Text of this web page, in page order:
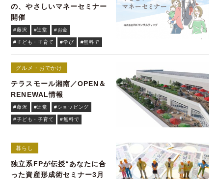
の、やさしいマネーセミナー
開催
#藤沢 #辻堂 #お金
#子ども・子育て #学び #無料で
グルメ・おでかけ
テラスモール湘南／OPEN＆
RENEWAL情報
#藤沢 #辻堂 #ショッピング
#子ども・子育て #無料で
暮らし
独立系FPが伝授“あなたに合
った資産形成術セミナー3月